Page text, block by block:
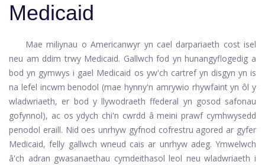
Medicaid
Mae miliynau o Americanwyr yn cael darpariaeth cost isel
neu am ddim trwy Medicaid. Gallwch fod yn hunangyflogedig a
bod yn gymwys i gael Medicaid os yw'ch cartref yn disgyn yn is
na lefel incwm benodol (mae hynny'n amrywio rhywfaint yn ôl y
wladwriaeth, er bod y llywodraeth ffederal yn gosod safonau
gofynnol), ac os ydych chi'n cwrdd â meini prawf cymhwysedd
penodol eraill. Nid oes unrhyw gyfnod cofrestru agored ar gyfer
Medicaid, felly gallwch wneud cais ar unrhyw adeg. Ymwelwch
â'ch adran gwasanaethau cymdeithasol leol neu wladwriaeth i